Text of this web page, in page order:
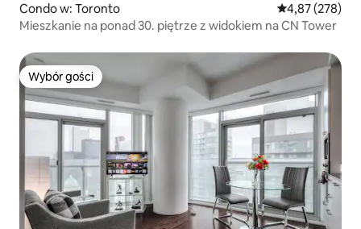
Condo w: Toronto Średnia
4,87 (278)
Mieszkanie na ponad 30. piętrze z widokiem na CN Tower
Wybór gości
Wybór gości